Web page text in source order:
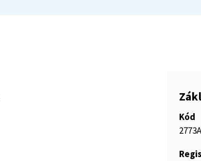
Kód
2773A